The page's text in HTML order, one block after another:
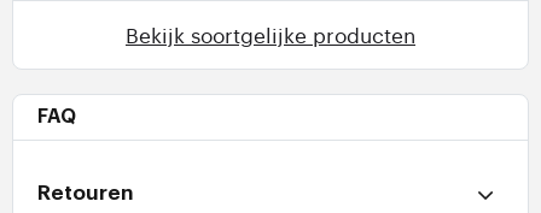
Bekijk soortgelijke producten
FAQ
Retouren